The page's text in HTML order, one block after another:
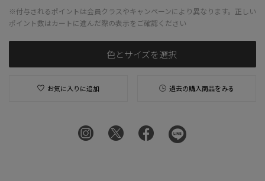
※付与されるポイントは会員クラスやキャンペーンにより異なります。正しい
ポイント数はカートに進んだ際の表示をご確認ください
色とサイズを選択
お気に入りに追加 過去の購入商品をみる